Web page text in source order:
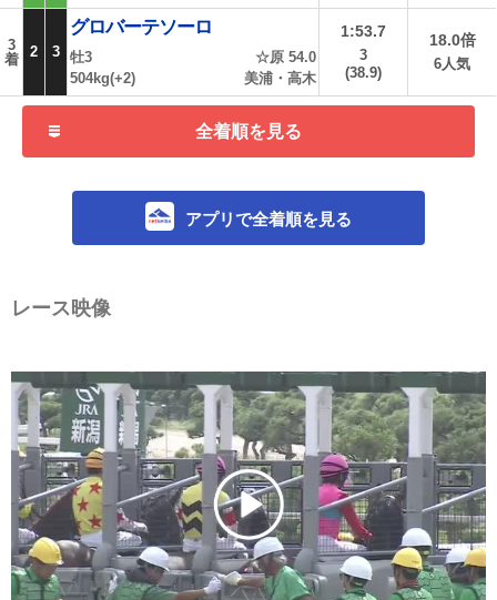
3
着
2 3
グロバーテソーロ
牡3
504kg(+2)
☆原 54.0
美浦・高木
1:53.7
3
(38.9)
18.0倍
6人気
全着順を見る
アプリで全着順を見る
レース映像